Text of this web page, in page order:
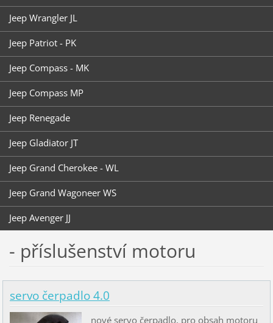
Jeep Wrangler JL
Jeep Patriot - PK
Jeep Compass - MK
Jeep Compass MP
Jeep Renegade
Jeep Gladiator JT
Jeep Grand Cherokee - WL
Jeep Grand Wagoneer WS
Jeep Avenger JJ
- příslušenství motoru
servo čerpadlo 4.0
nové servo čerpadlo, pro obsah motoru